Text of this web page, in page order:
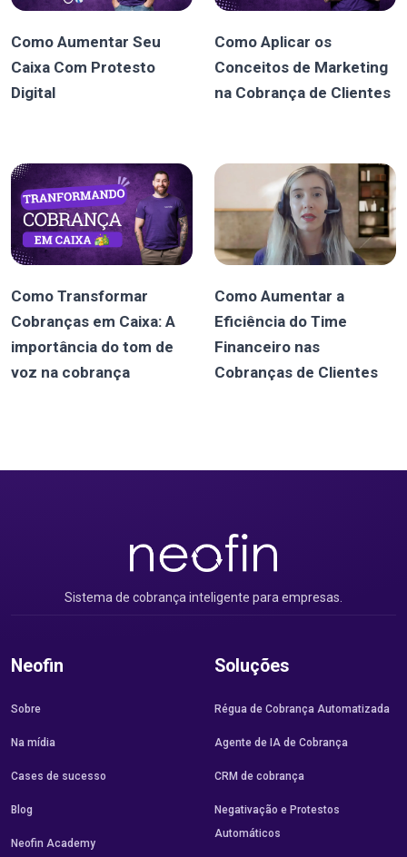
Como Aumentar Seu
Caixa Com Protesto
Digital
Como Aplicar os
Conceitos de Marketing
na Cobrança de Clientes
Como Transformar
Cobranças em Caixa: A
importância do tom de
voz na cobrança
Como Aumentar a
Eficiência do Time
Financeiro nas
Cobranças de Clientes
Sistema de cobrança inteligente para empresas.
Neofin
Sobre
Na mídia
Cases de sucesso
Blog
Neofin Academy
Soluções
Régua de Cobrança Automatizada
Agente de IA de Cobrança
CRM de cobrança
Negativação e Protestos
Automáticos